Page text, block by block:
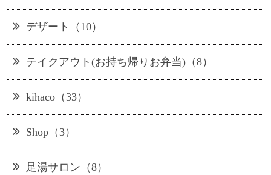
デザート（10）
テイクアウト(お持ち帰りお弁当)（8）
kihaco（33）
Shop（3）
足湯サロン（8）